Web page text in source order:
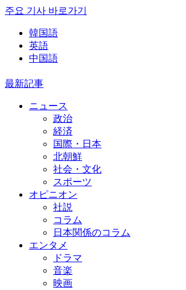
주요 기사 바로가기
韓国語
英語
中国語
最新記事
ニュース
政治
経済
国際・日本
北朝鮮
社会・文化
スポーツ
オピニオン
社説
コラム
日本関係のコラム
エンタメ
ドラマ
音楽
映画